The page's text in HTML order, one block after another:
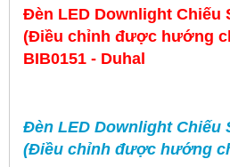
Đèn LED Downlight Chiếu
(Điều chỉnh được hướng
BIB0151 - Duhal
Đèn LED Downlight Chiếu
(Điều chỉnh được hướng